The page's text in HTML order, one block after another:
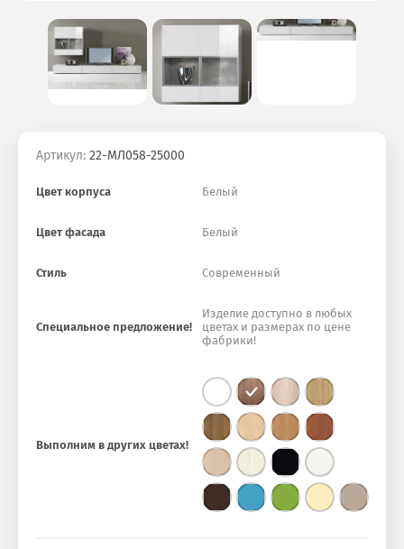
Артикул: 22-МЛ058-25000
Цвет корпуса Белый
Цвет фасада Белый
Стиль Современный
Специальное предложение!
Изделие доступно в любых
цветах и размерах по цене
фабрики!
Выполним в других цветах!